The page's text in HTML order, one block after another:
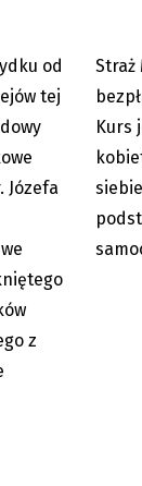
08.08.2026
od
tej
Józefa
z
Straż
Kurs